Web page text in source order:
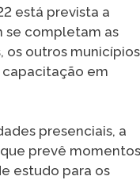
está prevista a
se completam as
os outros municípios
capacitação em
presenciais, a
prevê momentos
estudo para os